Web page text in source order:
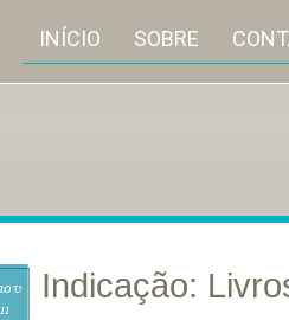
INÍCIO SOBRE
Indicação: